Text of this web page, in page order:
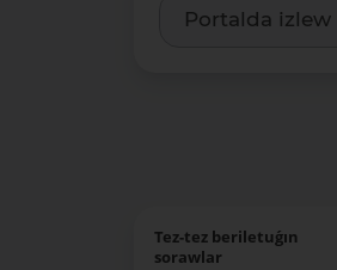
Tez-tez beriletuǵın
sorawlar